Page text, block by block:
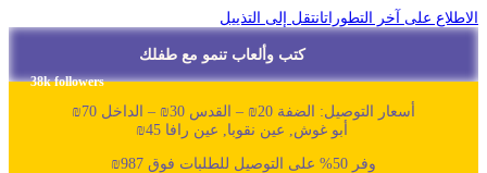
على آخر التطورات انتقل إلى التذييل
كتب وألعاب تنمو مع طفلك
38k followers
أسعار التوصيل: الضفة 20₪ – القدس 30₪ – الداخل 70₪
أبو غوش, عين نقوبا, عين رافا 45₪
وفر 50% على التوصيل للطلبات فوق 987₪